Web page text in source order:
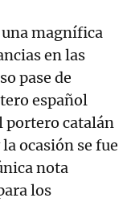
magnífica
en las
pase de
español
portero catalán
ocasión se fue
nota
los